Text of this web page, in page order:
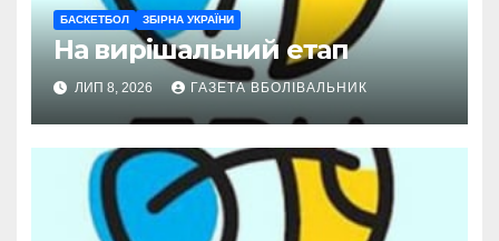
БАСКЕТБОЛ ЗБІРНА УКРАЇНИ
На вирішальний етап
ЛИП 8, 2026 ГАЗЕТА ВБОЛІВАЛЬНИК